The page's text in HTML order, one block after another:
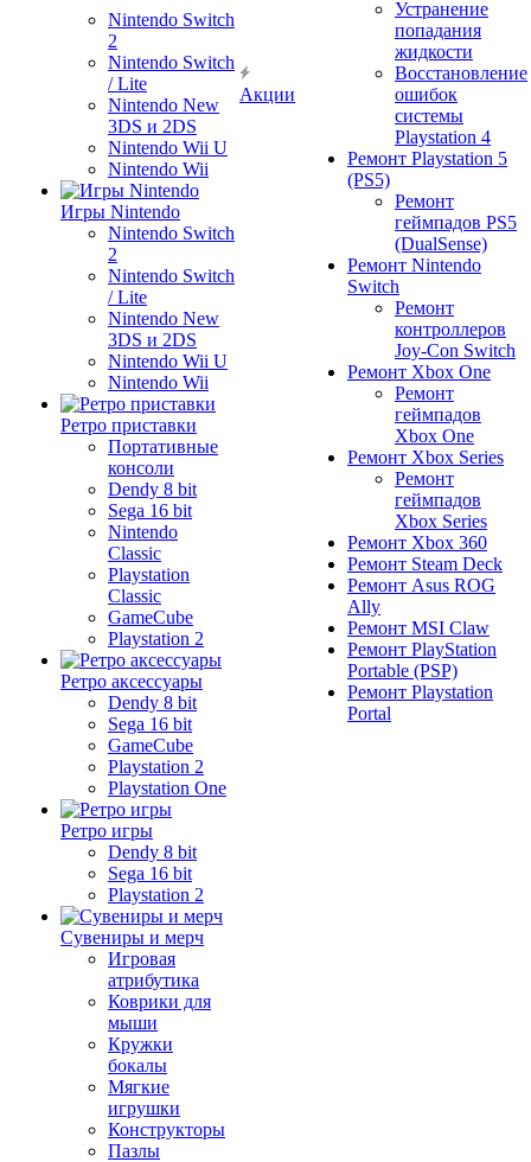
Nintendo Switch
2
Nintendo Switch
/ Lite
Nintendo New
3DS и 2DS
Nintendo Wii U
Nintendo Wii
Игры Nintendo
Nintendo Switch
2
Nintendo Switch
/ Lite
Nintendo New
3DS и 2DS
Nintendo Wii U
Nintendo Wii
Ретро приставки
Портативные
консоли
Dendy 8 bit
Sega 16 bit
Nintendo
Classic
Playstation
Classic
GameCube
Playstation 2
Ретро аксессуары
Dendy 8 bit
Sega 16 bit
GameCube
Playstation 2
Playstation One
Ретро игры
Dendy 8 bit
Sega 16 bit
Playstation 2
Сувениры и мерч
Игровая
атрибутика
Коврики для
мыши
Кружки
бокалы
Мягкие
игрушки
Конструкторы
Пазлы
Акции
Устранение
попадания
жидкости
Восстановление
ошибок
системы
Playstation 4
Ремонт Playstation 5
(PS5)
Ремонт
геймпадов PS5
(DualSense)
Ремонт Nintendo
Switch
Ремонт
контроллеров
Joy-Con Switch
Ремонт Xbox One
Ремонт
геймпадов
Xbox One
Ремонт Xbox Series
Ремонт
геймпадов
Xbox Series
Ремонт Xbox 360
Ремонт Steam Deck
Ремонт Asus ROG
Ally
Ремонт MSI Claw
Ремонт PlayStation
Portable (PSP)
Ремонт Playstation
Portal